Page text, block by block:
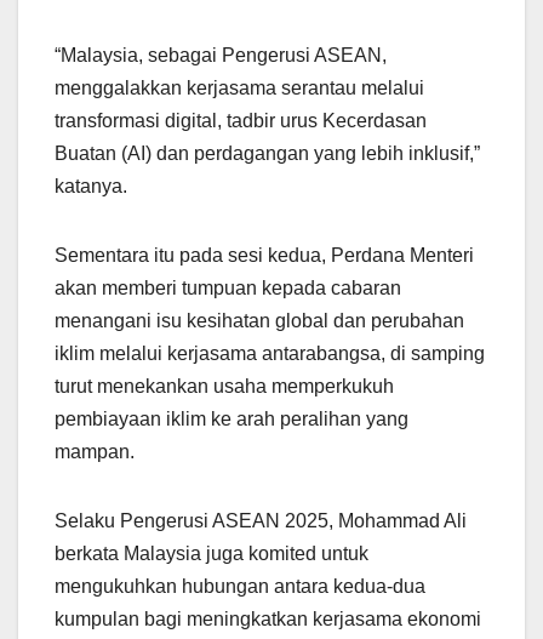
“Malaysia, sebagai Pengerusi ASEAN,
menggalakkan kerjasama serantau melalui
transformasi digital, tadbir urus Kecerdasan
Buatan (AI) dan perdagangan yang lebih inklusif,”
katanya.
Sementara itu pada sesi kedua, Perdana Menteri
akan memberi tumpuan kepada cabaran
menangani isu kesihatan global dan perubahan
iklim melalui kerjasama antarabangsa, di samping
turut menekankan usaha memperkukuh
pembiayaan iklim ke arah peralihan yang
mampan.
Selaku Pengerusi ASEAN 2025, Mohammad Ali
berkata Malaysia juga komited untuk
mengukuhkan hubungan antara kedua-dua
kumpulan bagi meningkatkan kerjasama ekonomi